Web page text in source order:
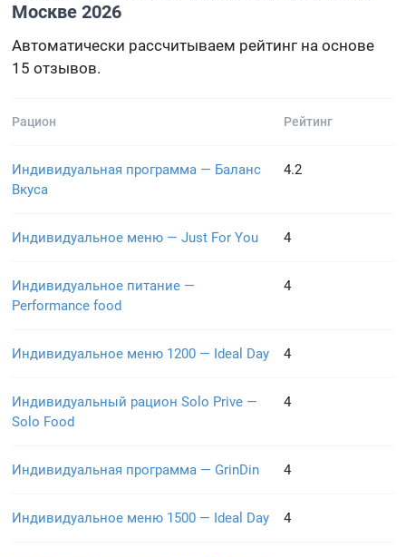
Москве 2026
Автоматически рассчитываем рейтинг на основе
15 отзывов.
Рацион Рейтинг
Индивидуальная программа — Баланс
Вкуса
4.2
Индивидуальное меню — Just For You 4
Индивидуальное питание —
Performance food
4
Индивидуальное меню 1200 — Ideal Day 4
Индивидуальный рацион Solo Prive —
Solo Food
4
Индивидуальная программа — GrinDin 4
Индивидуальное меню 1500 — Ideal Day 4